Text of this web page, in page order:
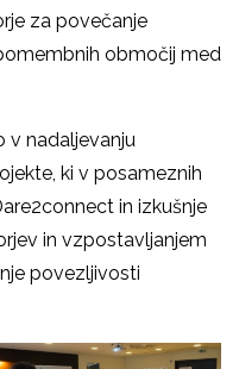
za povečanje
območij med
v nadaljevanju
ki v posameznih
in izkušnje
in vzpostavljanjem
povezljivosti